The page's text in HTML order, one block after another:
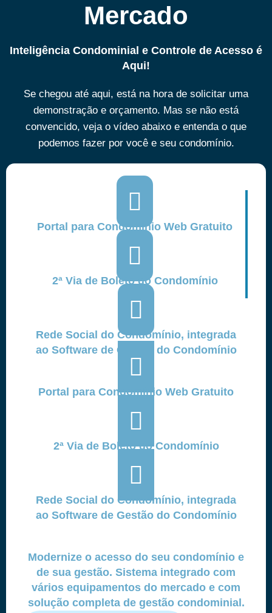
Mercado
Inteligência Condominial e Controle de Acesso é
Aqui!
Se chegou até aqui, está na hora de solicitar uma
demonstração e orçamento. Mas se não está
convencido, veja o vídeo abaixo e entenda o que
podemos fazer por você e seu condomínio.
Portal para Condomínio Web Gratuito
2ª Via de Boleto do Condomínio
Rede Social do Condomínio, integrada
ao Software de Gestão do Condomínio
Portal para Condomínio Web Gratuito
2ª Via de Boleto do Condomínio
Rede Social do Condomínio, integrada
ao Software de Gestão do Condomínio
Modernize o acesso do seu condomínio e
de sua gestão. Sistema integrado com
vários equipamentos do mercado e com
solução completa de gestão condominial.